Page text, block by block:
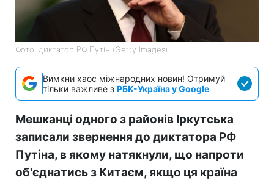
Фото: диктатор РФ Путін (Getty Images)
Вимкни хаос міжнародних новин! Отримуй
тільки важливе з РБК-Україна у Google
Мешканці одного з районів Іркутська
записали звернення до диктатора РФ
Путіна, в якому натякнули, що напроти
об'єднатись з Китаєм, якщо ця країна